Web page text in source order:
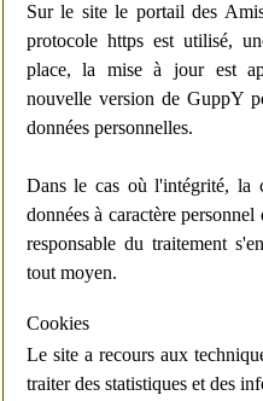
Sur le site le portail des
protocole https est utilisé,
place, la mise à jour est
nouvelle version de GuppY
données personnelles.
Dans le cas où l'intégrité, la
données à caractère
responsable du traitement
tout moyen.
Cookies
Le site a recours aux
traiter des statistiques et des